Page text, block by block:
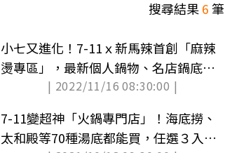
搜尋結果6筆
小七又進化！7-11ｘ新馬辣首創「麻辣
燙專區」，最新個人鍋物、名店鍋底全
| 2022/11/16 08:30:00 |
7-11變超神「火鍋專門店」！海底撈、
太和殿等70種湯底都能買，任選３入再